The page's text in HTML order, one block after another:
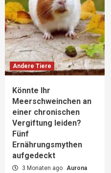
Andere Tiere
Könnte Ihr
Meerschweinchen an
einer chronischen
Vergiftung leiden?
Fünf
Ernährungsmythen
aufgedeckt
3 Monaten ago Aurona